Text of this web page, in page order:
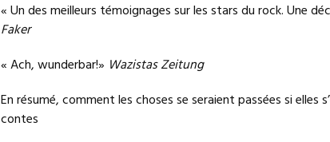
« Un des meilleurs témoignages sur les stars du rock. Une
Faker
« Ach, wunderbar!» Wazistas Zeitung
En résumé, comment les choses se seraient passées si
contes